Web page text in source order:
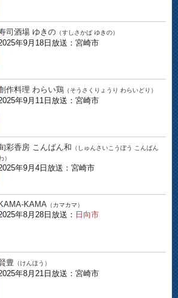
司酒場 ゆきの （すしさかば ゆきの）
年9月18日放送：宮崎市
作料理 わらい鶏 （そうさくりょうり わらいどり）
年9月11日放送：宮崎市
彩香房 こんばん和 （しゅんさいこうぼう こんばん
）
年9月4日放送：宮崎市
KAMA-KAMA （カマカマ）
年8月28日放送： 日向市
豊 （けんほう）
年8月21日放送：宮崎市